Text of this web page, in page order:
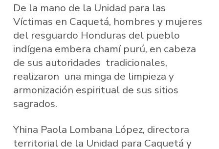
De la mano de la Unidad para las
Víctimas en Caquetá, hombres y mujeres
del resguardo Honduras del pueblo
indígena embera chamí purú, en cabeza
de sus autoridades tradicionales,
realizaron una minga de limpieza y
armonización espiritual de sus sitios
sagrados.
Yhina Paola Lombana López, directora
territorial de la Unidad para Caquetá y